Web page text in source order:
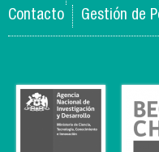
Contacto
Gestión de